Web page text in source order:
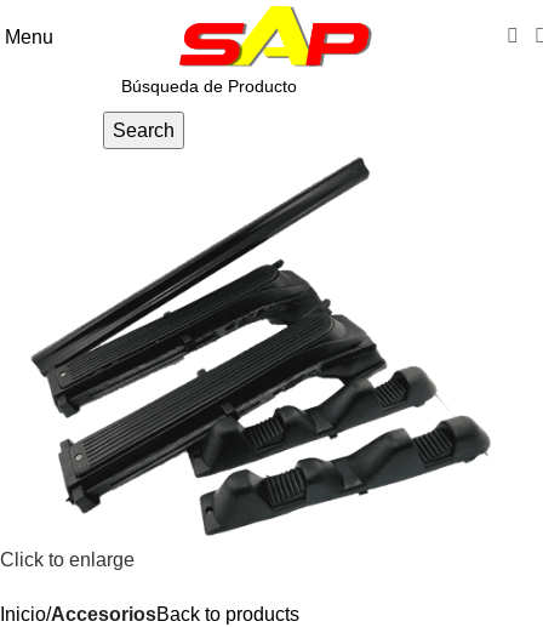
Menu
Search
Click to enlarge
Inicio AccesoriosBack to products